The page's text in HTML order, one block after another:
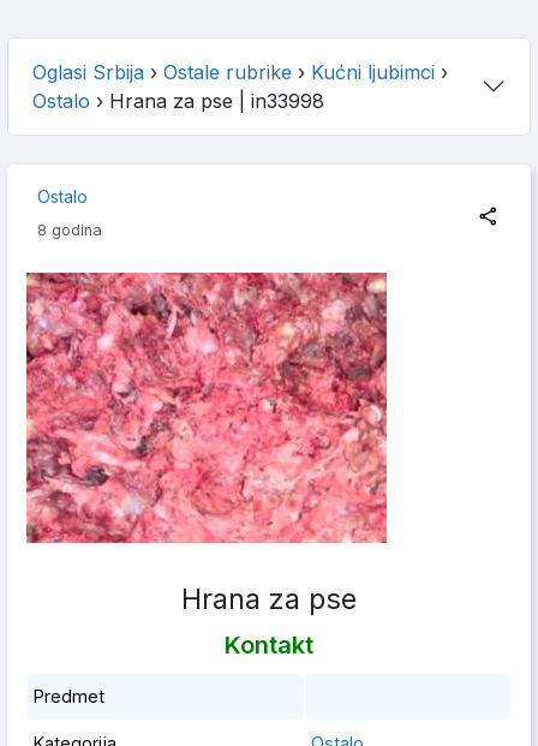
Oglasi Srbija › Ostale rubrike › Kućni ljubimci ›
Ostalo › Hrana za pse | in33998
Ostalo
8 godina
Hrana za pse
Kontakt
Predmet